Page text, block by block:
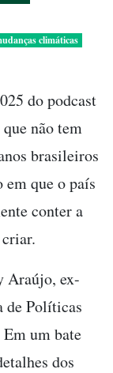
climáticas
do podcast
não tem
brasileiros
em que o país
conter a
Araújo, ex-
de Políticas
um bate
dos